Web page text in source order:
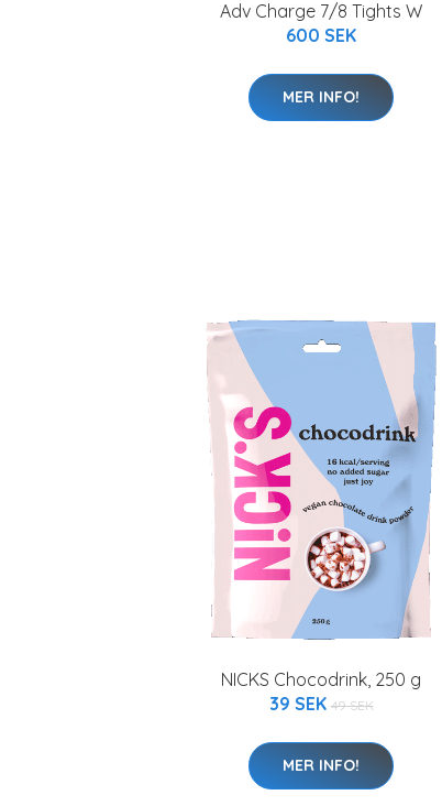
Adv Charge 7/8 Tights W
600 SEK
MER INFO!
NICKS Chocodrink, 250 g
39 SEK 49 SEK
MER INFO!